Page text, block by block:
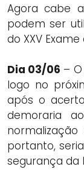
Agora cabe
podem ser
do XXV
Dia 03/06 –
logo no
após o
demoraria
portanto,
segurança da